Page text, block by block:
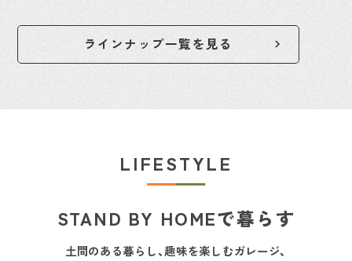
ラインナップ一覧を見る
LIFESTYLE
STAND BY HOMEで暮らす
土間のある暮らし、趣味を楽しむガレージ、